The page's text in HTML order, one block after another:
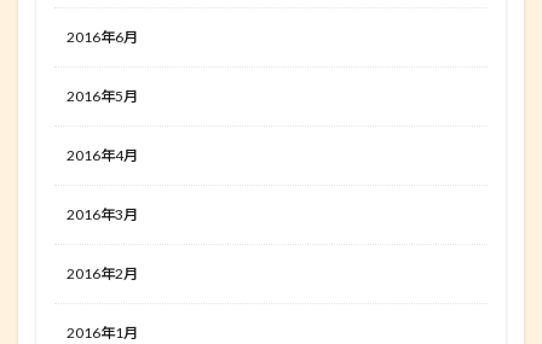
2016年6月
2016年5月
2016年4月
2016年3月
2016年2月
2016年1月